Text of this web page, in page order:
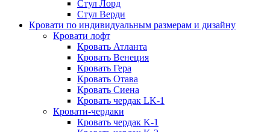
Стул Лорд
Стул Верди
Кровати по индивидуальным размерам и дизайну
Кровати лофт
Кровать Атланта
Кровать Венеция
Кровать Гера
Кровать Отава
Кровать Сиена
Кровать чердак LK-1
Кровати-чердаки
Кровать чердак K-1